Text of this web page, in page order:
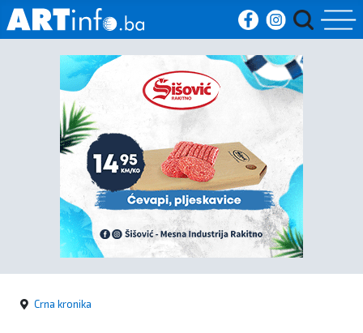
Početna
Vijesti
Sport
Kultura
Crna
kronika
Politika
Crna kronika